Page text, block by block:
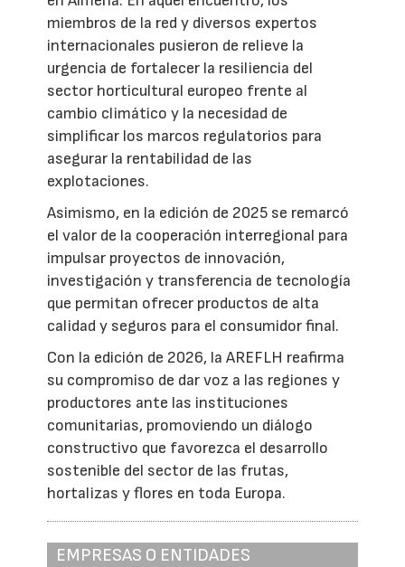
miembros de la red y diversos expertos
internacionales pusieron de relieve la
urgencia de fortalecer la resiliencia del
sector horticultural europeo frente al
cambio climático y la necesidad de
simplificar los marcos regulatorios para
asegurar la rentabilidad de las
explotaciones.
Asimismo, en la edición de 2025 se remarcó
el valor de la cooperación interregional para
impulsar proyectos de innovación,
investigación y transferencia de tecnología
que permitan ofrecer productos de alta
calidad y seguros para el consumidor final.
Con la edición de 2026, la AREFLH reafirma
su compromiso de dar voz a las regiones y
productores ante las instituciones
comunitarias, promoviendo un diálogo
constructivo que favorezca el desarrollo
sostenible del sector de las frutas,
hortalizas y flores en toda Europa.
EMPRESAS O ENTIDADES